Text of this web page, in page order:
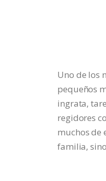
Uno de los
pequeños
ingrata,
regidores
muchos de
familia,